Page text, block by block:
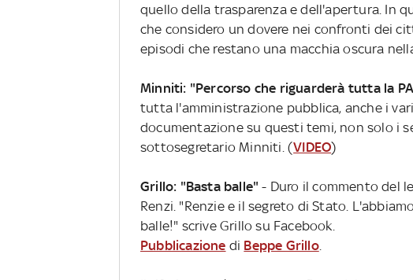
quello della trasparenza e dell'apertura. In
che considero un dovere nei confronti dei
episodi che restano una macchia oscura
Minniti: "Percorso che riguarderà tutta la
tutta l'amministrazione pubblica, anche i
documentazione su questi temi, non solo i
sottosegretario Minniti. (VIDEO)
Grillo: "Basta balle"- Duro il commento del
Renzi. "Renzie e il segreto di Stato.
balle!" scrive Grillo su Facebook.
Pubblicazione di Beppe Grillo.